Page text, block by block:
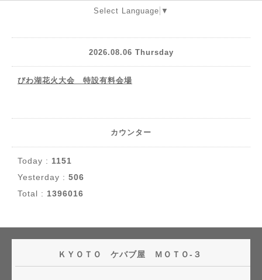
Select Language ▼
2026.08.06 Thursday
びわ湖花火大会 特設有料会場
カウンター
Today : 1151
Yesterday : 506
Total : 1396016
ＫＹＯＴＯ ケバブ屋 ＭＯＴＯ-３